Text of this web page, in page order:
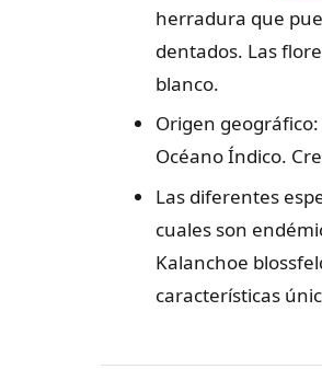
herradura que
dentados. Las
blanco.
Origen
Océano Índico.
Las diferentes
cuales son
Kalanchoe
características